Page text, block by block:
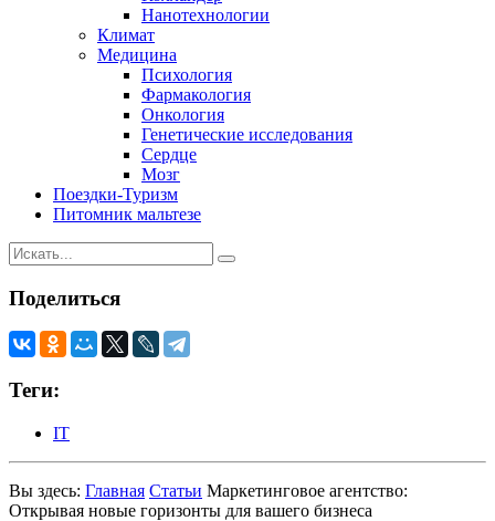
Нанотехнологии
Климат
Медицина
Психология
Фармакология
Онкология
Генетические исследования
Сердце
Мозг
Поездки-Туризм
Питомник мальтезе
Поделиться
Теги:
IT
Вы здесь: Главная Статьи Маркетинговое агентство:
Открывая новые горизонты для вашего бизнеса